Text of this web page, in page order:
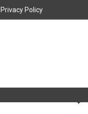
Privacy Policy